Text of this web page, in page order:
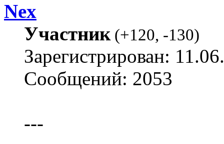
Nex
Участник(+120, -130)
Зарегистрирован:
Сообщений: 2053
---